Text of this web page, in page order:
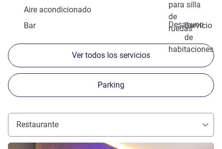
para silla
de
ruedas
Aire acondicionado
Desayuno
Bar
Servicio
de
habitaciones
Ver todos los servicios
Parking
Restaurante
Más información